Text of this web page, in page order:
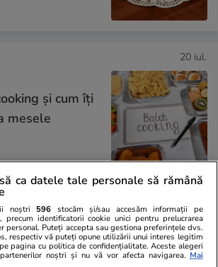
20 iul.
și cum îți
mesele
20 iul.
și cum se
ca datele tale personale să rămână
noștri 596 stocăm și/sau accesăm informații pe
precum identificatorii cookie unici pentru prelucrarea
personal. Puteți accepta sau gestiona preferințele dvs.
respectiv vă puteți opune utilizării unui interes legitim
pagina cu politica de confidențialitate. Aceste alegeri
noștri și nu vă vor afecta navigarea. Mai